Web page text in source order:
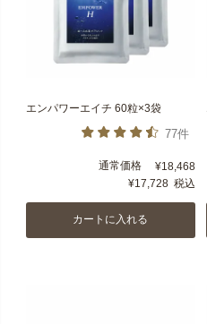
エンパワーエイチ 60粒×3袋
77件
通常価格 ¥18,468
¥17,728 税込
カートに入れる